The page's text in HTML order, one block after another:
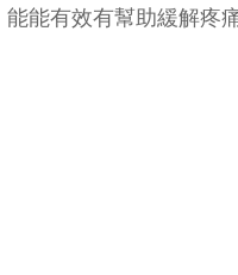
能能有效有幫助緩解疼